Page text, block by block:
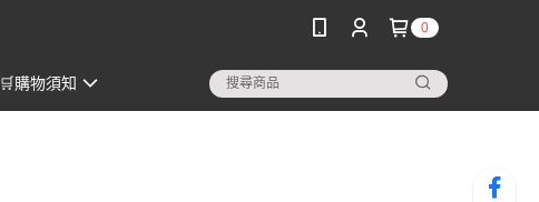
0
🛒購物須知